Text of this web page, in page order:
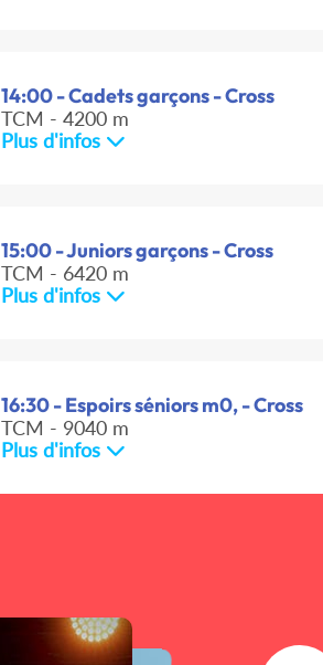
14:00 - Cadets garçons - Cross
TCM - 4200 m
Plus d'infos
15:00 - Juniors garçons - Cross
TCM - 6420 m
Plus d'infos
16:30 - Espoirs séniors m0, - Cross
TCM - 9040 m
Plus d'infos